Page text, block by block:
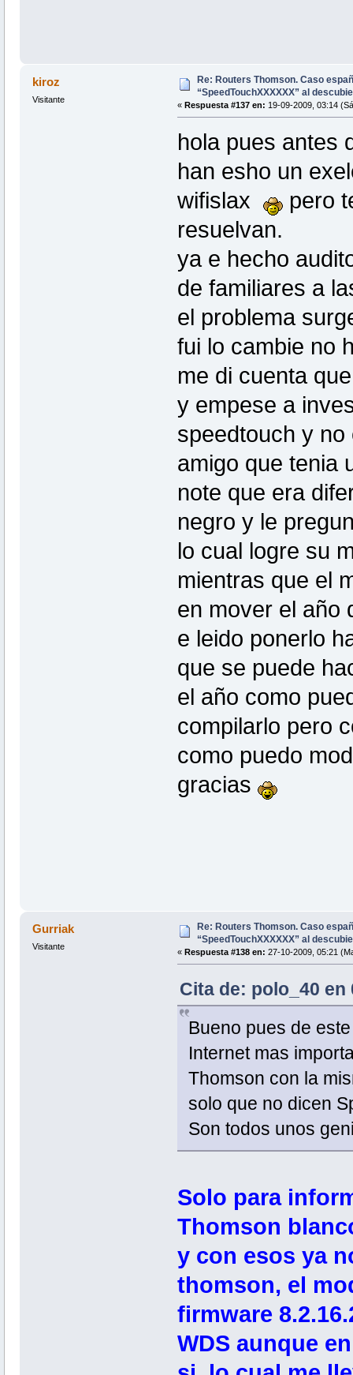
kiroz
Visitante
Re: Routers Thomson. Caso
“SpeedTouchXXXXXX” al
« Respuesta #137 en: 19-09-2009, 03:14
hola pues antes
han esho un
wifislax
pero
resuelvan.
ya e hecho
de familiares a
el problema
fui lo cambie no
me di cuenta
y empese a
speedtouch y
amigo que tenia
note que era
negro y le
lo cual logre su
mientras que el
en mover el año
e leido ponerlo
que se puede
el año como
compilarlo pero
como puedo
gracias
Gurriak
Visitante
Re: Routers Thomson. Caso
“SpeedTouchXXXXXX” al
« Respuesta #138 en: 27-10-2009, 05:21
Cita de: polo_40 en
Bueno pues de
Internet mas
Thomson con la
solo que no dicen
Son todos unos
Solo para
Thomson
y con esos ya
thomson, el
firmware
WDS aunque